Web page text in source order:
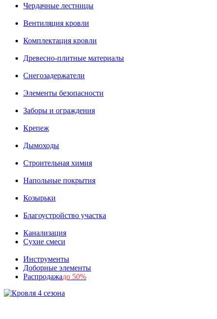
Чердачные лестницы
Вентиляция кровли
Комплектация кровли
Древесно-плитные материалы
Снегозадержатели
Элементы безопасности
Заборы и ограждения
Крепеж
Дымоходы
Строительная химия
Напольные покрытия
Козырьки
Благоустройство участка
Канализация
Сухие смеси
Инструменты
Доборные элементы
Распродажадо 50%